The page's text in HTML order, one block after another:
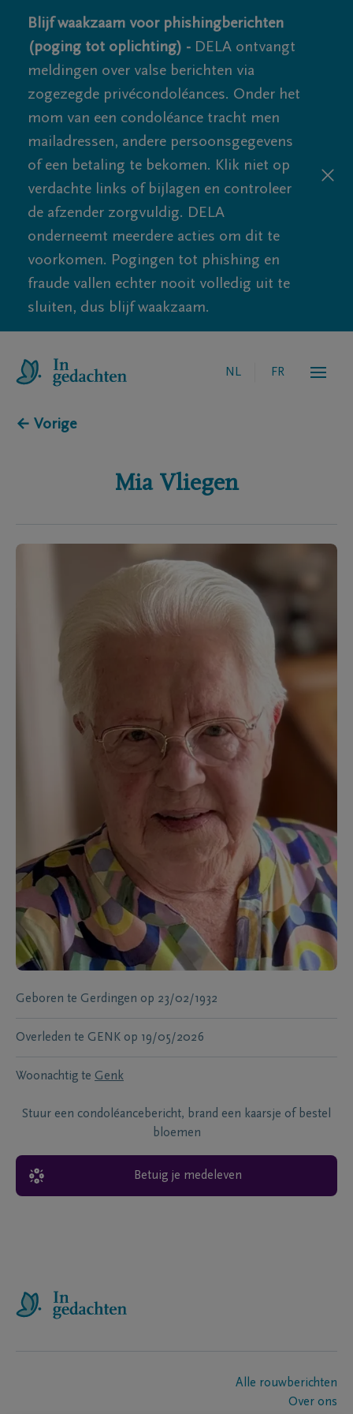
Blijf waakzaam voor phishingberichten
(poging tot oplichting) - DELA ontvangt
meldingen over valse berichten via
zogezegde privécondoléances. Onder het
mom van een condoléance tracht men
mailadressen, andere persoonsgegevens
of een betaling te bekomen. Klik niet op
verdachte links of bijlagen en controleer
de afzender zorgvuldig. DELA
onderneemt meerdere acties om dit te
voorkomen. Pogingen tot phishing en
fraude vallen echter nooit volledig uit te
sluiten, dus blijf waakzaam.
NL FR
← Vorige
Mia Vliegen
Geboren te Gerdingen op 23/02/1932
Overleden te GENK op 19/05/2026
Woonachtig te Genk
Stuur een condoléancebericht, brand een kaarsje of bestel
bloemen
Betuig je medeleven
Alle rouwberichten
Over ons